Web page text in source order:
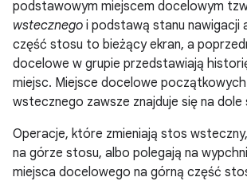
podstawowym miejscem docelowym
wstecznego i podstawą stanu nawigacji
część stosu to bieżący ekran, a
docelowe w grupie przedstawiają
miejsc. Miejsce docelowe
wstecznego zawsze znajduje się na dole
Operacje, które zmieniają stos
na górze stosu, albo polegają na
miejsca docelowego na górną część